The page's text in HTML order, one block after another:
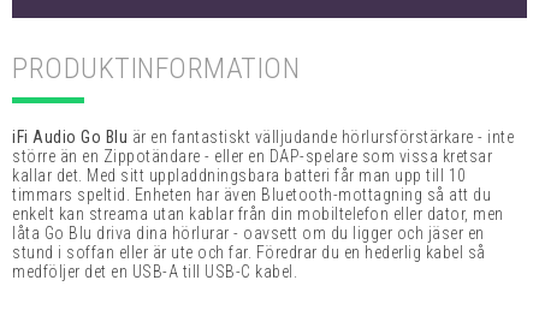
PRODUKTINFORMATION
iFi Audio Go Blu är en fantastiskt välljudande hörlursförstärkare - inte
större än en Zippotändare - eller en DAP-spelare som vissa kretsar
kallar det. Med sitt uppladdningsbara batteri får man upp till 10
timmars speltid. Enheten har även Bluetooth-mottagning så att du
enkelt kan streama utan kablar från din mobiltelefon eller dator, men
låta Go Blu driva dina hörlurar - oavsett om du ligger och jäser en
stund i soffan eller är ute och far. Föredrar du en hederlig kabel så
medföljer det en USB-A till USB-C kabel.